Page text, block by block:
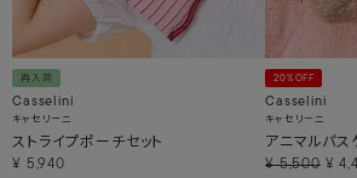
再入荷
Casselini
キャセリーニ
ストライプポーチセット
¥ 5,940
20%OFF
Casselini
キャセリーニ
アニマルパス
¥ 5,500 ¥